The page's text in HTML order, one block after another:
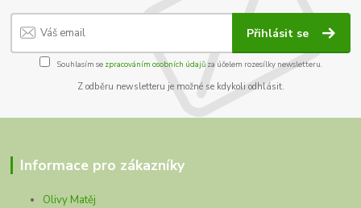
Přihlásit se
Souhlasím se zpracováním osobních údajůza účelem rozesílky newsletteru.
Z odběru newsletteru je možné se kdykoli odhlásit.
Informace pro zákazníky
Olivy Matěj